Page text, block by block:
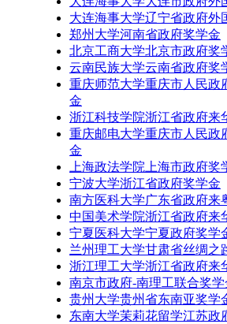
大连海事大学辽宁省政府外
郑州大学河南省政府奖学金
北京工商大学北京市政府奖
云南民族大学云南省政府奖
重庆师范大学重庆市人民政
金
浙江科技学院浙江省政府来
重庆邮电大学重庆市人民政
金
上海政法学院上海市政府奖
宁波大学浙江省政府奖学金
南方医科大学广东省政府来
中国美术学院浙江省政府来
宁夏医科大学宁夏政府奖学
兰州理工大学甘肃省丝绸之
浙江理工大学浙江省政府来
南京市政府-南理工联合奖学
贵州大学贵州省东南亚奖学
东南大学茉莉花留学江苏政